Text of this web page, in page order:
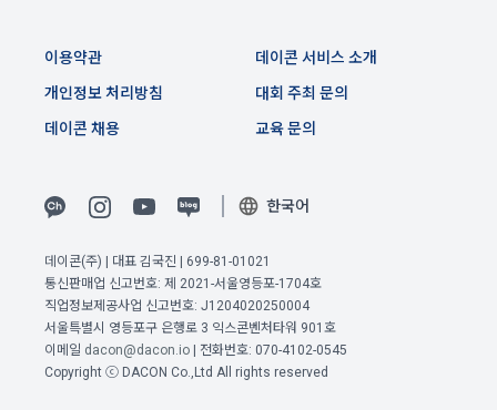
시작된 날을 말한다)부터 7일 이내에는 청약의 철회를 할 수 있
다. 다만, 청약철회에 관하여 「전자상거래 등에서의 소비자보
른다.
당하는 경우에는 청약철회를 할 수 없다.
가치가 현저히 감소한 경우
3. 제2항 제’나’호 경우에 “사이트”가 사전에 청약철회 등이 제한
되는 사실을 소비자가 쉽게 알 수 있는 곳에 명기하는 등의 조치
를 하지 않았다면 이용자의 청약철회 등이 제한되지 않는다.
4. 이용자는 제1항 및 제2항의 규정에 불구하고 재화 및 서비스
합니다.
1) 상법 등 관계법령의 규정에 의하여 보존할 필요가 있는 경우
으로만 이용합니다.
② 대금결제 및 재화 등의 공급에 관한 기록: 5년
③ 소비자의 불만 또는 분쟁처리에 관한 기록: 3년
④ 부정이용 등에 관한 기록: 5년
⑤ 웹사이트 방문기록(로그인 기록, 접속기록): 1년
이용약관
개인정보 처리방침
대회 주최 문의
교육 문의
데이콘 서비스 소개
데이콘 채용
한국어
데이콘(주) | 대표 김국진 | 699-81-01021
통신판매업 신고번호: 제 2021-서울영등포-1704호
직업정보제공사업 신고번호: J1204020250004
서울특별시 영등포구 은행로 3 익스콘벤처타워 901호
이메일 dacon@dacon.io | 전화번호: 070-4102-0545
Copyright ⓒ DACON Co.,Ltd All rights reserved